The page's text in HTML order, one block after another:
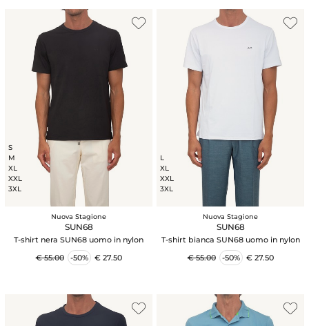
S
M
XL
XXL
3XL
Nuova Stagione
SUN68
T-shirt nera SUN68 uomo in nylon
€ 55.00
-50% € 27.50
L
XL
XXL
3XL
Nuova Stagione
SUN68
T-shirt bianca SUN68 uomo in nylon
€ 55.00
-50% € 27.50